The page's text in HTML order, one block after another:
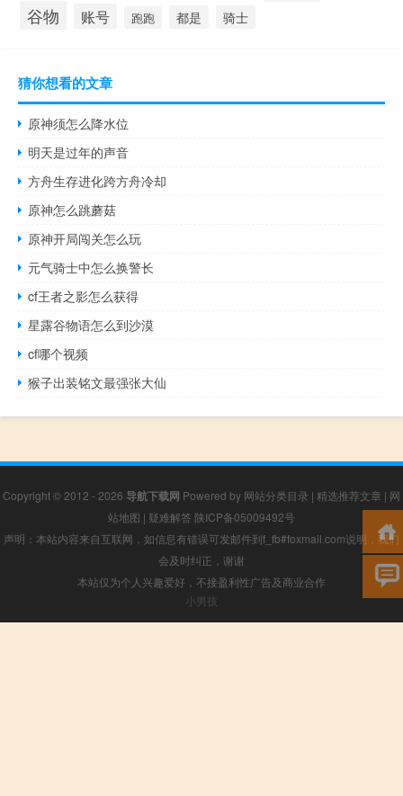
谷物 账号 跑跑 都是 骑士
猜你想看的文章
原神须怎么降水位
明天是过年的声音
方舟生存进化跨方舟冷却
原神怎么跳蘑菇
原神开局闯关怎么玩
元气骑士中怎么换警长
cf王者之影怎么获得
星露谷物语怎么到沙漠
cf哪个视频
猴子出装铭文最强张大仙
Copyright © 2012 - 2026 导航下载网 Powered by 网站分类目录 | 精选推荐文章 | 网
站地图 | 疑难解答 陕ICP备05009492号
声明：本站内容来自互联网，如信息有错误可发邮件到f_fb#foxmail.com说明，我们
会及时纠正，谢谢
本站仅为个人兴趣爱好，不接盈利性广告及商业合作
小男孩